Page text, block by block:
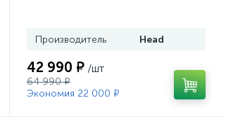
Производитель Head
42 990 ₽ /шт
64 990 ₽
Экономия 22 000 ₽